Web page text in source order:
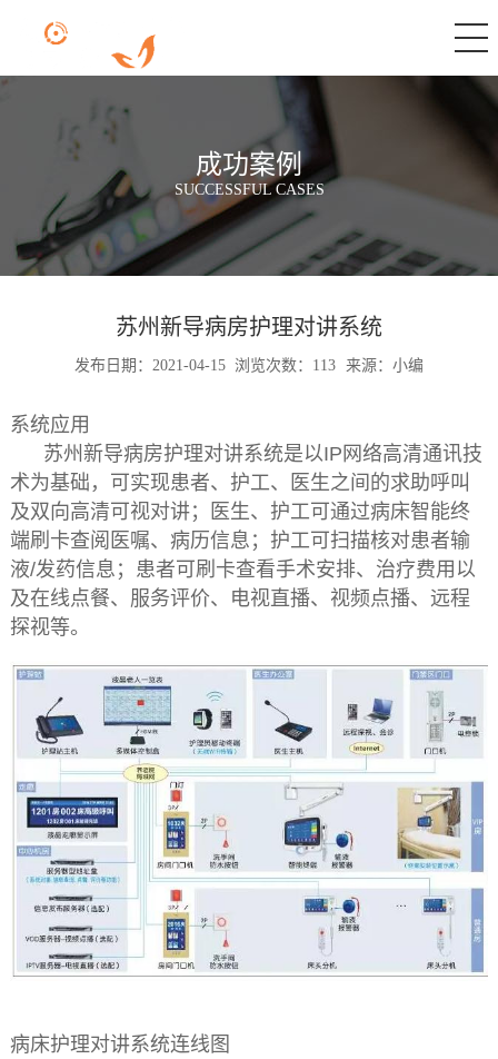
成功案例
SUCCESSFUL CASES
苏州新导病房护理对讲系统
发布日期：2021-04-15 浏览次数：113 来源：小编
系统应用
苏州新导病房护理对讲系统是以IP网络高清通讯技
术为基础，可实现患者、护工、医生之间的求助呼叫
及双向高清可视对讲；医生、护工可通过病床智能终
端刷卡查阅医嘱、病历信息；护工可扫描核对患者输
液/发药信息；患者可刷卡查看手术安排、治疗费用以
及在线点餐、服务评价、电视直播、视频点播、远程
探视等。
病床护理对讲系统连线图